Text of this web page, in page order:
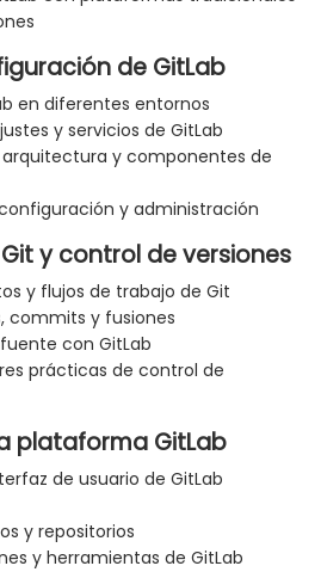
de GitLab
en diferentes entornos
y servicios de GitLab
y componentes de
y administración
y control de versiones
y flujos de trabajo de Git
commits y fusiones
con GitLab
prácticas de control de
plataforma GitLab
de usuario de GitLab
y repositorios
y herramientas de GitLab